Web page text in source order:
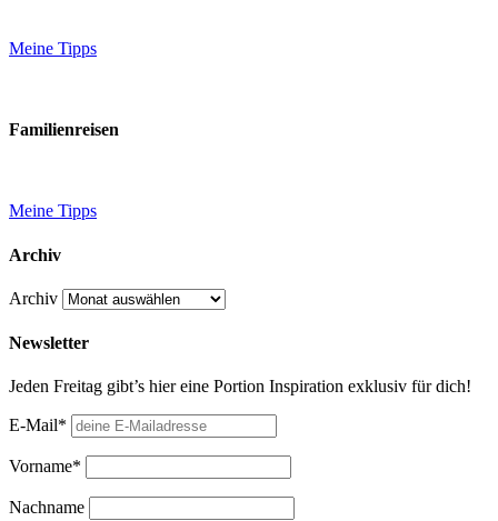
Meine Tipps
Familienreisen
Meine Tipps
Archiv
Archiv
Newsletter
Jeden Freitag gibt’s hier eine Portion Inspiration exklusiv für dich!
E-Mail*
Vorname*
Nachname